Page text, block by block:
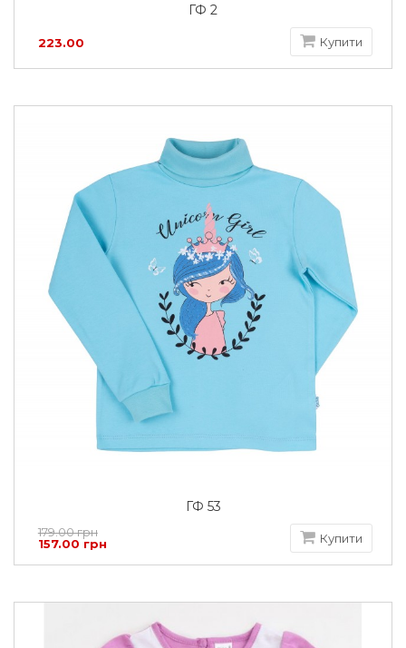
ГФ 2
223.00 Купити
ГФ 53
179.00 грн
157.00 грн
Купити